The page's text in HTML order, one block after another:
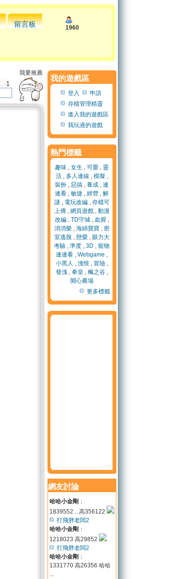
留言板 1960
我要推薦
我的遊戲區
登入
申請
存檔管理精靈
進入我的遊戲區
我玩過的遊戲
熱門標籤
趣味 , 女生 , 可愛 , 靈
活, 多人連線 , 模擬 ,
裝扮 , 惡搞 , 養成 , 連
連看 , 敏捷 , 經營 , 解
謎 , 電玩改編, 存檔可
上傳, 網頁遊戲, 動漫
改編, TD守城, 血腥 ,
消消樂, 海綿寶寶, 密
室逃脫, 戀愛, 眼力大
考驗 , 準度 , 3D , 寵物
連連看 , Webgame ,
小黑人 , 洩恨 , 冒險,
發洩, 拳皇 , 楓之谷,
開心農場
更多標籤
網友討論
哈哈小金剛 ：
1839552 ...高356122
打飛胖老闆2
哈哈小金剛 ：
1218023 高29852
打飛胖老闆2
哈哈小金剛 ：
1331770 高26356 哈哈
...